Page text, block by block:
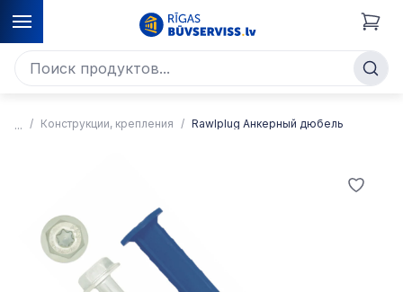
Конструкции, крепления Rawlplug Анкерный дюбель